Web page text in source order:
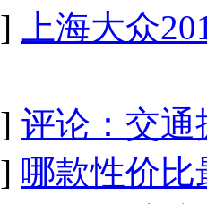
]
上海大众
] 评论：交通
] 哪款性价比